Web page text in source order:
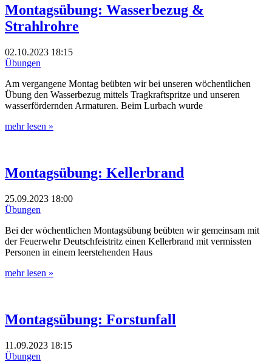
Montagsübung: Wasserbezug &
Strahlrohre
02.10.2023 18:15
Übungen
Am vergangene Montag beübten wir bei unseren wöchentlichen
Übung den Wasserbezug mittels Tragkraftspritze und unseren
wasserfördernden Armaturen. Beim Lurbach wurde
mehr lesen »
Montagsübung: Kellerbrand
25.09.2023 18:00
Übungen
Bei der wöchentlichen Montagsübung beübten wir gemeinsam mit
der Feuerwehr Deutschfeistritz einen Kellerbrand mit vermissten
Personen in einem leerstehenden Haus
mehr lesen »
Montagsübung: Forstunfall
11.09.2023 18:15
Übungen